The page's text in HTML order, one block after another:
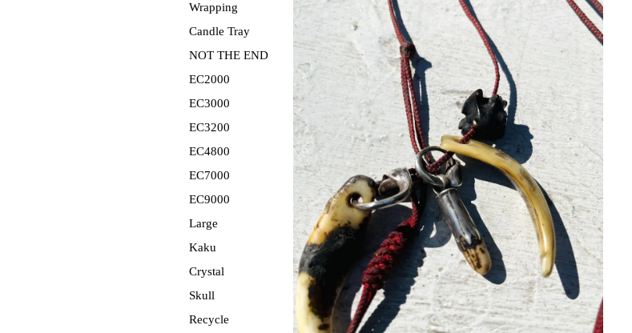
Wrapping
Candle Tray
NOT THE END
EC2000
EC3000
EC3200
EC4800
EC7000
EC9000
Large
Kaku
Crystal
Skull
Recycle